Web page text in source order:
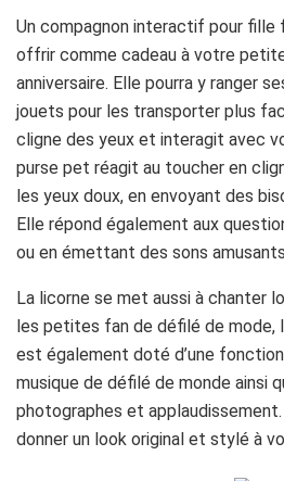
Un compagnon interactif pour fille
offrir comme cadeau à votre
anniversaire. Elle pourra y ranger
jouets pour les transporter plus
cligne des yeux et interagit avec
purse pet réagit au toucher en
les yeux doux, en envoyant des
Elle répond également aux
ou en émettant des sons
La licorne se met aussi à chanter
les petites fan de défilé de mode,
est également doté d’une
musique de défilé de monde ainsi
photographes et
donner un look original et stylé à